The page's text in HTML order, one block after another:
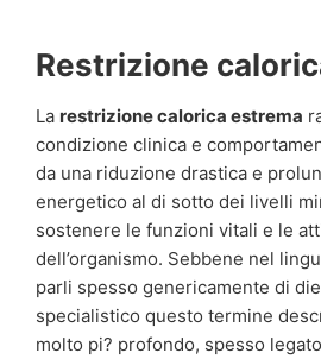
Restrizione
La restrizione calorica estrema
condizione clinica e
da una riduzione drastica e
energetico al di sotto dei livelli
sostenere le funzioni vitali e le
dell’organismo. Sebbene nel
parli spesso genericamente di
specialistico questo termine
molto pi? profondo, spesso